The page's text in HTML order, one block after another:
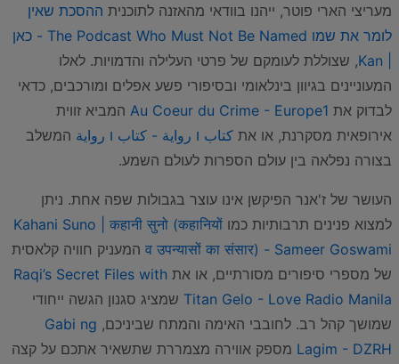
מעריצי הארי פוטר, ייהנו בוודאי מהאזנה לתוכנית ההסכת שאין
לומר את שמו The Podcast Who Must Not Be Named - כאן
, שצוללת לעומקם של פרטי העלילה והדמויות. לאלו
המעוניינים בגיוון בינלאומי ובסיפורי פשע אפלים ומורכבים, כדאי
לבדוק את Au Coeur du Crime - Europe1 המביא זווית
אירופאית מסקרנת, או את كتاب ו رواية - كتاب ו رواية המשלב
בצורה נפלאה בין עולם הספרות לעולם השמע.
העושר של ז'אנר הפיקשן אינו עוצר בגבולות שפה אחת. ניתן
למצוא פנינים תרבותיות כמו Kahani Suno | कहानी सुनो (कहानियों
व उपन्यासों का संसार) - Sameer Goswami המעניק חוויה קלאסית
של מספרי סיפורים מסורתיים, או את Raqi’s Secret Files with
Titan Gelo - Love Radio Manila שמציג סגנון הגשה ייחודי
שמושך קהל רב. לחובבי האימה והמתח שביניכם, Gabi ng
Lagim - DZRH מספק אווירה מצמררת שתשאיר אתכם על קצה